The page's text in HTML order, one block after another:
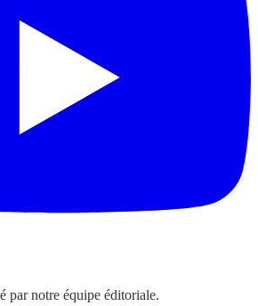
par notre équipe éditoriale.